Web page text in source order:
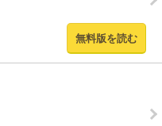
無料版を読む